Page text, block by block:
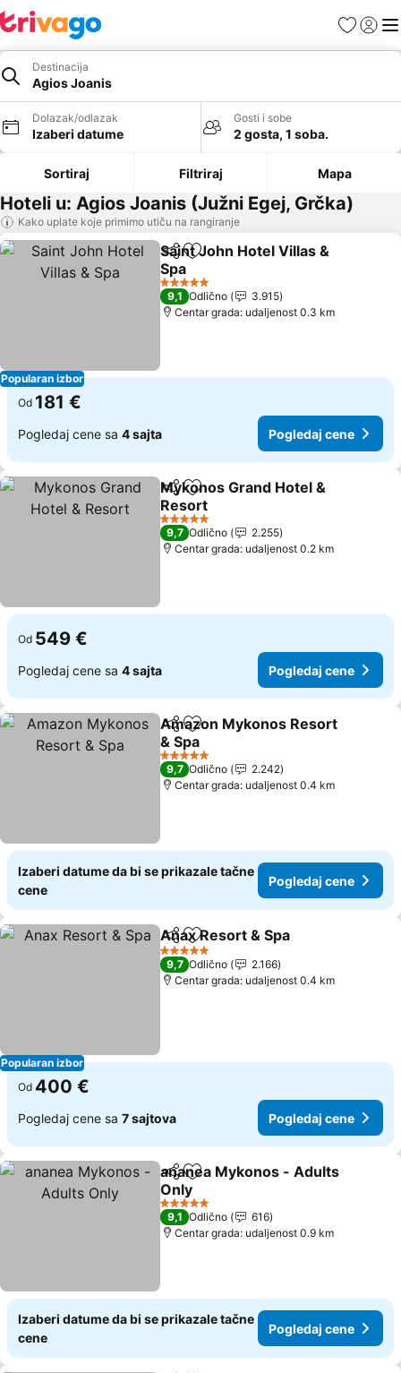
FavoritiPrijavi
Destinacija
Agios Joanis
Dolazak/odlazak
Izaberi datume
Gosti i sobe
2 gosta, 1 soba.
Sortiraj Filtriraj Mapa
Hoteli u: Agios Joanis (Južni Egej, Grčka)
Kako uplate koje primimo utiču na rangiranje
Popularan izbor
Deli Dodati u favorite
Saint John Hotel Villas &
Spa
5 Zvezdice
9,1 Odlično
3.915
Centar grada: udaljenost 0.3 km
Od 181 €
Pogledaj cene sa 4 sajta Pogledaj cene
Deli Dodati u favorite
Mykonos Grand Hotel &
Resort
5 Zvezdice
9,7 Odlično
2.255
Centar grada: udaljenost 0.2 km
Od 549 €
Pogledaj cene sa 4 sajta Pogledaj cene
Deli Dodati u favorite
Amazon Mykonos Resort
& Spa
5 Zvezdice
9,7 Odlično
2.242
Centar grada: udaljenost 0.4 km
Izaberi datume da bi se prikazale tačne
cene
Pogledaj cene
Popularan izbor
Deli Dodati u favorite
Anax Resort & Spa
5 Zvezdice
9,7 Odlično
2.166
Centar grada: udaljenost 0.4 km
Od 400 €
Pogledaj cene sa 7 sajtova Pogledaj cene
Deli Dodati u favorite
ananea Mykonos - Adults
Only
5 Zvezdice
9,1 Odlično
616
Centar grada: udaljenost 0.9 km
Izaberi datume da bi se prikazale tačne
cene
Pogledaj cene